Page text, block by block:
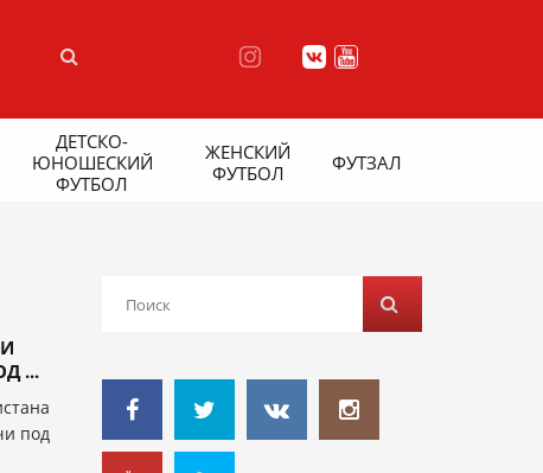
ДЕТСКО-
ЮНОШЕСКИЙ
ФУТБОЛ
ЖЕНСКИЙ
ФУТБОЛ
ФУТЗАЛ
...
под